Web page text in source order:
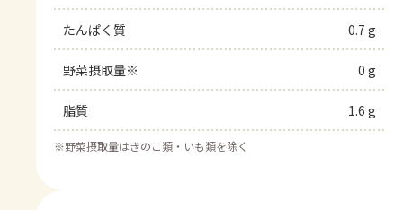
たんぱく質 0.7 g
野菜摂取量※ 0 g
脂質 1.6 g
※野菜摂取量はきのこ類・いも類を除く